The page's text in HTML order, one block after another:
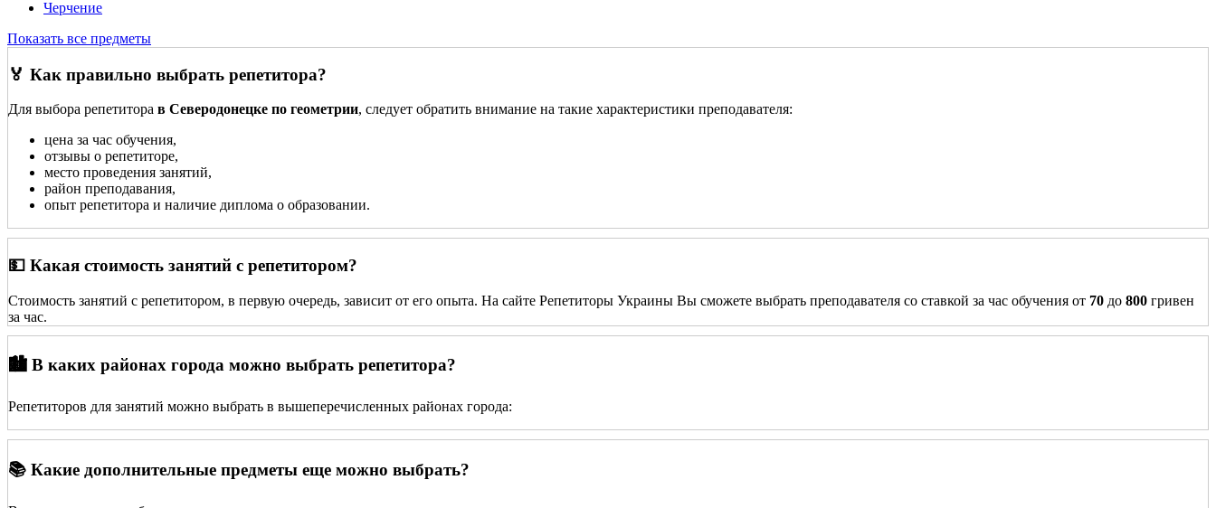
Черчение
Показать все предметы
🏅 Как правильно выбрать репетитора?
Для выбора репетитора в Северодонецке по геометрии, следует обратить внимание на такие характеристики преподавателя:
цена за час обучения,
отзывы о репетиторе,
место проведения занятий,
район преподавания,
опыт репетитора и наличие диплома о образовании.
💵 Какая стоимость занятий с репетитором?
Стоимость занятий с репетитором, в первую очередь, зависит от его опыта. На сайте Репетиторы Украины Вы сможете выбрать преподавателя со ставкой за час обучения от 70 до 800 гривен
за час.
🏙️ В каких районах города можно выбрать репетитора?
Репетиторов для занятий можно выбрать в вышеперечисленных районах города:
📚 Какие дополнительные предметы еще можно выбрать?